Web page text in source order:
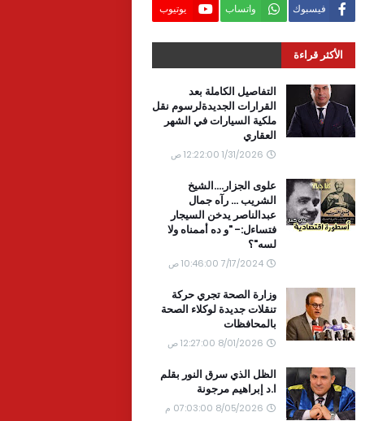
فيسبوك واتساب يوتيوب
الأكثر قراءة
التفاصيل الكاملة بعد
القرارات الجديدةلرسوم نقل
ملكية السيارات في الشهر
العقاري
1/31/2026 12:22:00 ص
علوى الجزار....الشيخ
الشريب ... رآه جمال
عبدالناصر يدخن السيجار
فتساءل:- "و ده أممناه ولا
لسه"؟
7/17/2024 10:46:00 ص
وزارة الصحة تجري حركة
تنقلات جديدة لوكلاء الصحة
بالمحافظات
8/01/2026 12:27:00 ص
الظل الذي سرق النور بقلم
ا.د إبراهيم مرجونة
8/05/2026 07:03:00 م